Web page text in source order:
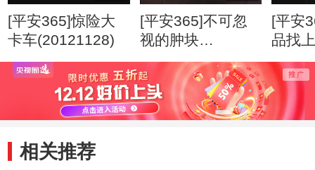
[平安365]惊险大
卡车(20121128)
[平安365]不可忽
视的肿块
(20120807)
[平安
品找
相关推荐